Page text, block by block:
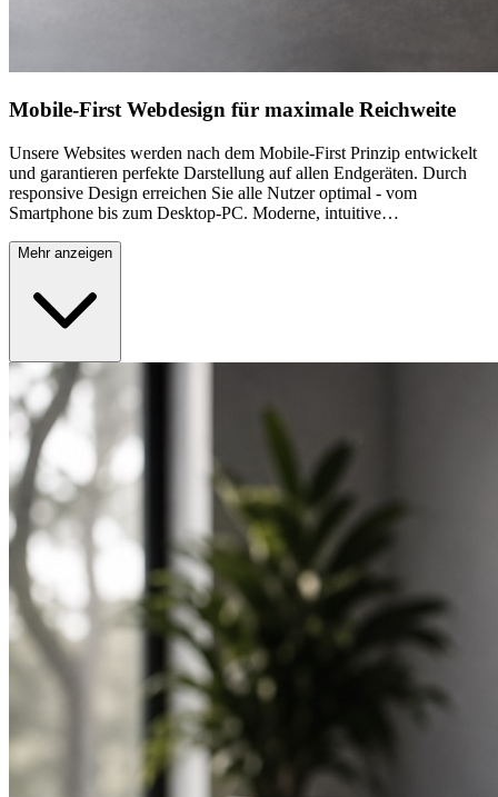
Mobile-First Webdesign für maximale Reichweite
Unsere Websites werden nach dem Mobile-First Prinzip entwickelt
und garantieren perfekte Darstellung auf allen Endgeräten. Durch
responsive Design erreichen Sie alle Nutzer optimal - vom
Smartphone bis zum Desktop-PC. Moderne, intuitive
Besucher. Wir achten dabei besonders auf die Bedürfnisse der
das Design. Schnelle Ladezeiten und optimierte Performance sind
dabei selbstverständlich, um auch mobile Nutzer mit langsameren
Verbindungen optimal zu bedienen. Jedes Design wird ausführlich
Mehr anzeigen